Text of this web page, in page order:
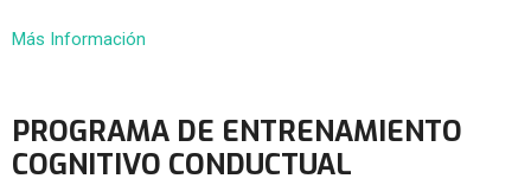
Más Información
PROGRAMA DE ENTRENAMIENTO
COGNITIVO CONDUCTUAL